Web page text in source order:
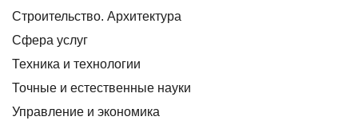
Строительство. Архитектура
Сфера услуг
Техника и технологии
Точные и естественные науки
Управление и экономика